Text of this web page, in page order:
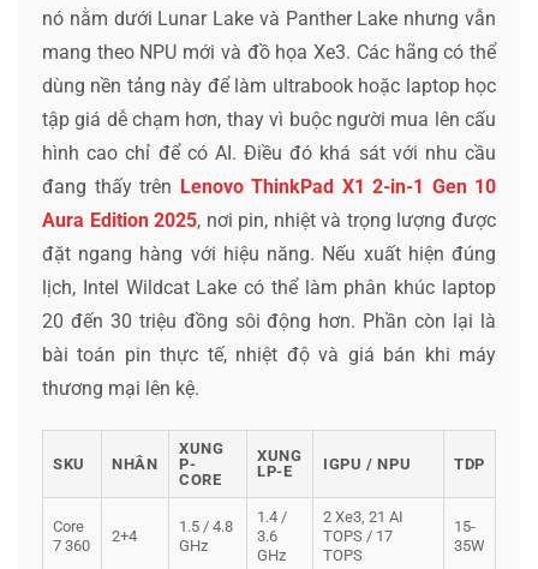
nó nằm dưới Lunar Lake và Panther Lake nhưng vẫn
mang theo NPU mới và đồ họa Xe3. Các hãng có thể
dùng nền tảng này để làm ultrabook hoặc laptop học
tập giá dễ chạm hơn, thay vì buộc người mua lên cấu
hình cao chỉ để có AI. Điều đó khá sát với nhu cầu
đang thấy trên Lenovo ThinkPad X1 2-in-1 Gen 10
Aura Edition 2025, nơi pin, nhiệt và trọng lượng được
đặt ngang hàng với hiệu năng. Nếu xuất hiện đúng
lịch, Intel Wildcat Lake có thể làm phân khúc laptop
20 đến 30 triệu đồng sôi động hơn. Phần còn lại là
bài toán pin thực tế, nhiệt độ và giá bán khi máy
thương mại lên kệ.
SKU NHÂN
XUNG
P-
CORE
XUNG
LP-E
IGPU / NPU TDP
Core
7 360
2+4
1.5 / 4.8
GHz
1.4 /
3.6
GHz
2 Xe3, 21 AI
TOPS / 17
TOPS
15-
35W